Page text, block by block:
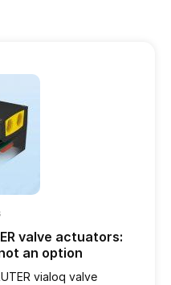
valve actuators:
an option
vialoq valve